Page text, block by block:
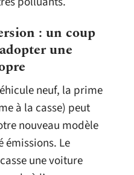
: un coup
une
neuf, la prime
à la casse) peut
nouveau modèle
émissions. Le
une voiture